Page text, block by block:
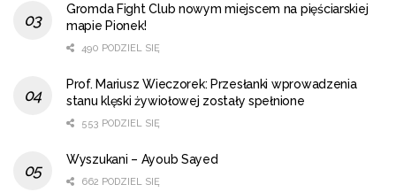
Gromda Fight Club nowym miejscem na pięściarskiej
mapie Pionek!
490 PODZIEL SIĘ
Prof. Mariusz Wieczorek: Przesłanki wprowadzenia
stanu klęski żywiołowej zostały spełnione
553 PODZIEL SIĘ
Wyszukani – Ayoub Sayed
662 PODZIEL SIĘ